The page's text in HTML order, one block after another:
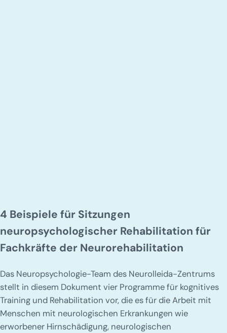
4 Beispiele für Sitzungen
neuropsychologischer Rehabilitation für
Fachkräfte der Neurorehabilitation
Das Neuropsychologie-Team des Neurolleida-Zentrums
stellt in diesem Dokument vier Programme für kognitives
Training und Rehabilitation vor, die es für die Arbeit mit
Menschen mit neurologischen Erkrankungen wie
erworbener Hirnschädigung, neurologischen